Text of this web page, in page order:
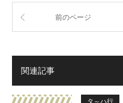
前のページ
関連記事
タ～ハ行